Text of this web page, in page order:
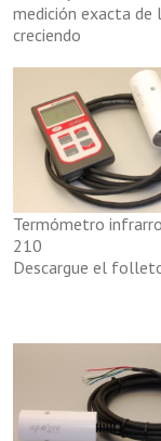
medición exacta
creciendo
Termómetro
210
Descargue el